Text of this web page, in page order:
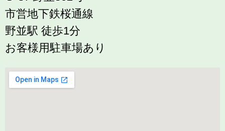
市営地下鉄桜通線
野並駅 徒歩1分
お客様用駐車場あり